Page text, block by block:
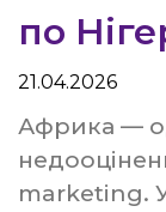
по
21.04.2026
Африка —
marketing. У